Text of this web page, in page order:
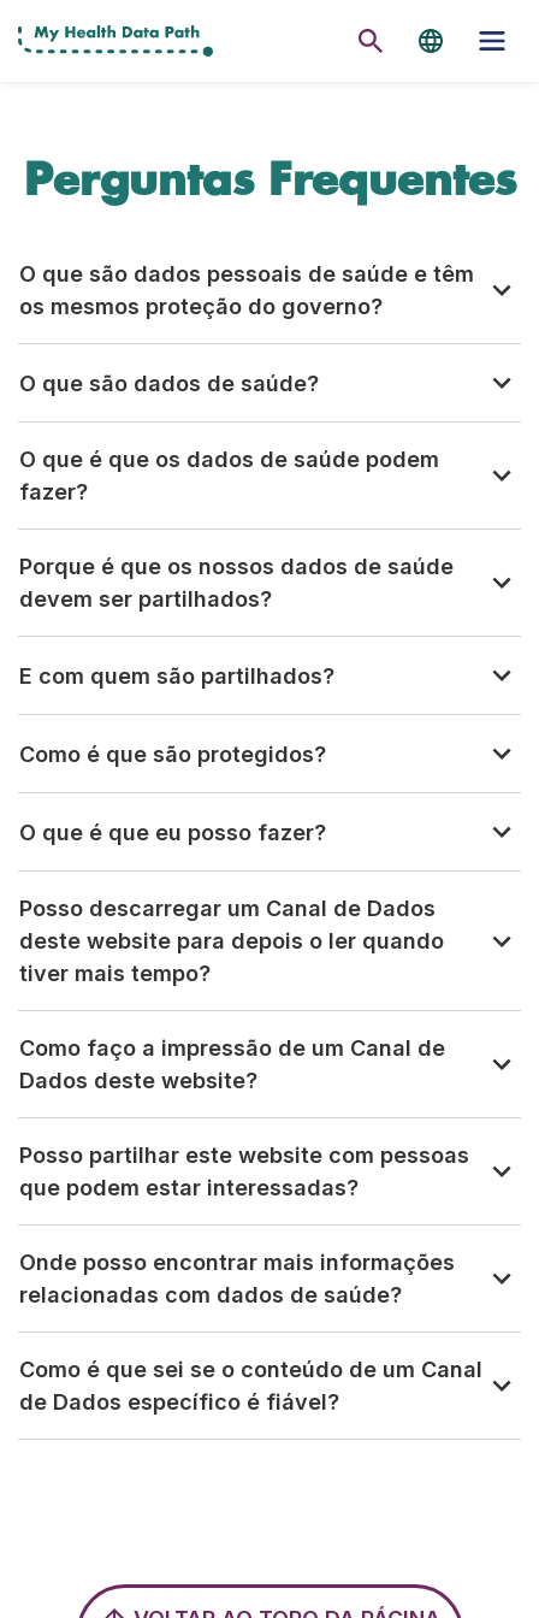
Perguntas Frequentes
O que são dados pessoais de saúde e têm
os mesmos proteção do governo?
O que são dados de saúde?
O que é que os dados de saúde podem
fazer?
Porque é que os nossos dados de saúde
devem ser partilhados?
E com quem são partilhados?
Como é que são protegidos?
O que é que eu posso fazer?
Posso descarregar um Canal de Dados
deste website para depois o ler quando
tiver mais tempo?
Como faço a impressão de um Canal de
Dados deste website?
Posso partilhar este website com pessoas
que podem estar interessadas?
Onde posso encontrar mais informações
relacionadas com dados de saúde?
Como é que sei se o conteúdo de um Canal
de Dados específico é fiável?